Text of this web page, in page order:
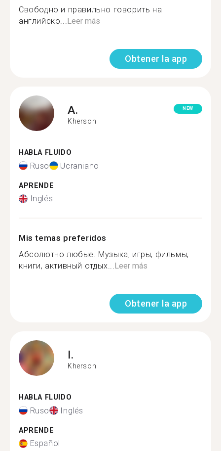
Свободно и правильно говорить на
английско...Leer más
Obtener la app
A.
Kherson
NEW
HABLA FLUIDO
Ruso Ucraniano
APRENDE
Inglés
Mis temas preferidos
Абсолютно любые. Музыка, игры, фильмы,
книги, активный отдых...Leer más
Obtener la app
I.
Kherson
HABLA FLUIDO
Ruso Inglés
APRENDE
Español